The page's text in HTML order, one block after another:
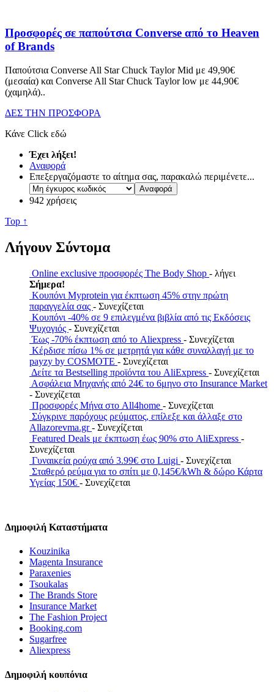
Προσφορές σε παπούτσια Converse από το Heaven
of Brands
Παπούτσια Converse All Star Chuck Taylor Mid με 49,90€
(μεσαία) και Converse All Star Chuck Taylor low με 44,90€
(χαμηλά)..
ΔΕΣ ΤΗΝ ΠΡΟΣΦΟΡΑ
Κάνε Click εδώ
Έχει λήξει!
Αναφορά
Επεξεργαζόμαστε το αίτημα σας, παρακαλώ περιμένετε...
942 χρήσεις
Top ↑
Λήγουν Σύντομα
Online exclusive προσφορές The Body Shop - λήγει
Σήμερα!
Κουπόνι Myprotein για έκπτωση 45% στην πρώτη
παραγγελία σας - Συνεχίζεται
Κουπόνι -40% σε 9 επιλεγμένα βιβλία από τις Εκδόσεις
Ψυχογιός - Συνεχίζεται
Έως -70% έκπτωση από το Aliexpress - Συνεχίζεται
Κέρδισε πίσω 1% σε μετρητά για κάθε συναλλαγή με το
payzy by COSMOTE - Συνεχίζεται
Δείτε τα Bestselling προϊόντα του AliExpress - Συνεχίζεται
Ασφάλεια Μηχανής από 24€ το 6μηνο στο Insurance Market
- Συνεχίζεται
Προσφορές Μήνα στο All4home - Συνεχίζεται
Σύγκρινε παρόχους ρεύματος, επίλεξε και άλλαξε στο
Allazorevma.gr- Συνεχίζεται
Featured Deals με έκπτωση έως 90% στο AliExpress -
Συνεχίζεται
Γυναικεία ρούχα από 3.99€ στο Luigi - Συνεχίζεται
Σταθερό ρεύμα για το σπίτι με 0,145€/kWh & δώρο Κάρτα
Υγείας 150€ - Συνεχίζεται
Δημοφιλή Καταστήματα
Kouzinika
Magenta Insurance
Paraxenies
Tsoukalas
The Brands Store
Insurance Market
The Fashion Project
Booking.com
Sugarfree
Aliexpress
Δημοφιλή κουπόνια